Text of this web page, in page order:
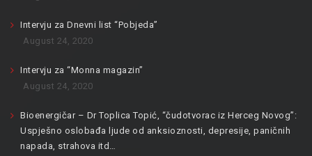
Intervju za Dnevni list “Pobjeda”
August 24, 2020
Intervju za “Monna magazin”
August 24, 2020
Bioenergičar – Dr Toplica Topić, “čudotvorac iz Herceg Novog”:
Uspješno oslobađa ljude od anksioznosti, depresije, paničnih
napada, strahova itd…